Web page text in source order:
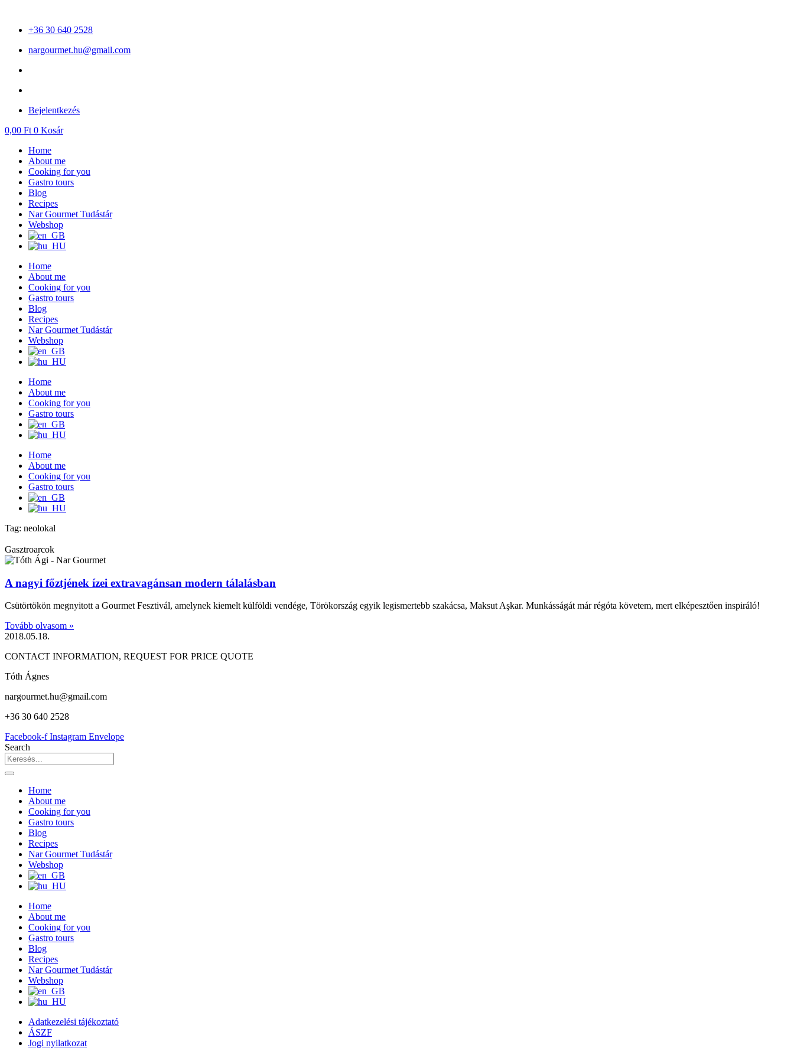
content+36 30 640 2528
nargourmet.hu@gmail.com
Bejelentkezés
0,00 Ft 0 Kosár
Home
About me
Cooking for you
Gastro tours
Blog
Recipes
Nar Gourmet Tudástár
Webshop
Home
About me
Cooking for you
Gastro tours
Blog
Recipes
Nar Gourmet Tudástár
Webshop
Home
About me
Cooking for you
Gastro tours
Home
About me
Cooking for you
Gastro tours
Tag: neolokal
Gasztroarcok
A nagyi főztjének ízei extravagánsan modern tálalásban
Csütörtökön megnyitott a Gourmet Fesztivál, amelynek kiemelt külföldi vendége, Törökország egyik legismertebb szakácsa, Maksut Aşkar. Munkásságát már régóta követem, mert elképesztően inspiráló!
Tovább olvasom »
2018.05.18.
CONTACT INFORMATION, REQUEST FOR PRICE QUOTE
Tóth Ágnes
nargourmet.hu@gmail.com
+36 30 640 2528
Facebook-f Instagram Envelope
Search
Home
About me
Cooking for you
Gastro tours
Blog
Recipes
Nar Gourmet Tudástár
Webshop
Home
About me
Cooking for you
Gastro tours
Blog
Recipes
Nar Gourmet Tudástár
Webshop
Adatkezelési tájékoztató
ÁSZF
Jogi nyilatkozat